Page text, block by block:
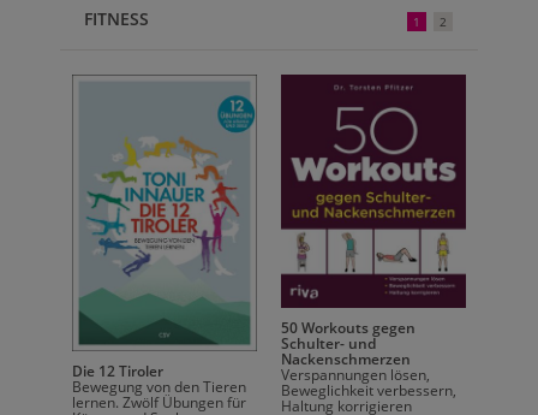
FITNESS 1 2
Die 12 Tiroler
Bewegung von den Tieren
lernen. Zwölf Übungen für
50 Workouts gegen
Schulter- und
Nackenschmerzen
Verspannungen lösen,
Beweglichkeit verbessern,
Haltung korrigieren